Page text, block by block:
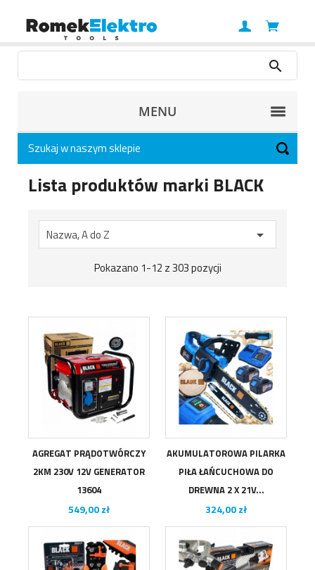
MENU
Lista produktów marki BLACK
Nazwa, A do Z 
Pokazano 1-12 z 303 pozycji
AGREGAT PRĄDOTWÓRCZY
2KM 230V 12V GENERATOR
13604
Cena
549,00 zł
AKUMULATOROWA PILARKA
PIŁA ŁAŃCUCHOWA DO
DREWNA 2 X 21V...
Cena
324,00 zł